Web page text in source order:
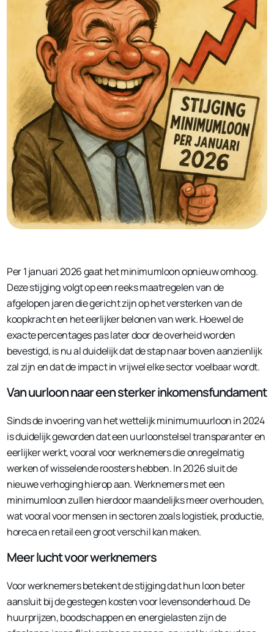
Per1 januari 2026gaat het minimumloon opnieuw omhoog.
Deze stijging volgt op een reeks maatregelen van de
afgelopen jaren die gericht zijn op het versterken van de
koopkracht en het eerlijker belonen van werk. Hoewel de
exacte percentages pas later door de overheid worden
bevestigd, is nu al duidelijk dat de stap naar boven aanzienlijk
zal zijn en dat de impact in vrijwel elke sector voelbaar wordt.
Van uurloon naar een sterker inkomensfundament
Sinds de invoering van het wettelijk minimumuurloon in 2024
is duidelijk geworden dat een uurloonstelsel transparanter en
eerlijker werkt, vooral voor werknemers die onregelmatig
werken of wisselende roosters hebben. In 2026 sluit de
nieuwe verhoging hierop aan. Werknemers met een
minimumloon zullen hierdoor maandelijks meer overhouden,
wat vooral voor mensen in sectoren zoals logistiek, productie,
horeca en retail een groot verschil kan maken.
Meer lucht voor werknemers
Voor werknemers betekent de stijging dat hun loon beter
aansluit bij de gestegen kosten voor levensonderhoud. De
huurprijzen, boodschappen en energielasten zijn de